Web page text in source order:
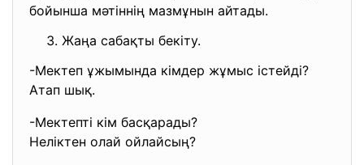
бойынша мәтіннің мазмұнын айтады.
Жаңа сабақты бекіту.
-Мектеп ұжымында кімдер жұмыс істейді?
Атап шық.
-Мектепті кім басқарады?
Неліктен олай ойлайсың?